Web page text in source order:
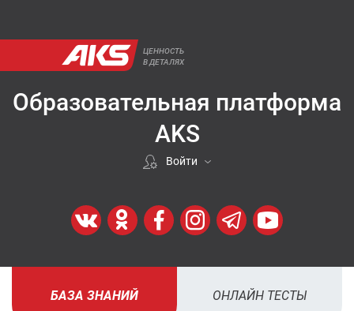
ЦЕННОСТЬ
В ДЕТАЛЯХ
Образовательная платформа
AKS
Войти
ВОЙТИ
Регистрация
БАЗА ЗНАНИЙ ОНЛАЙН ТЕСТЫ